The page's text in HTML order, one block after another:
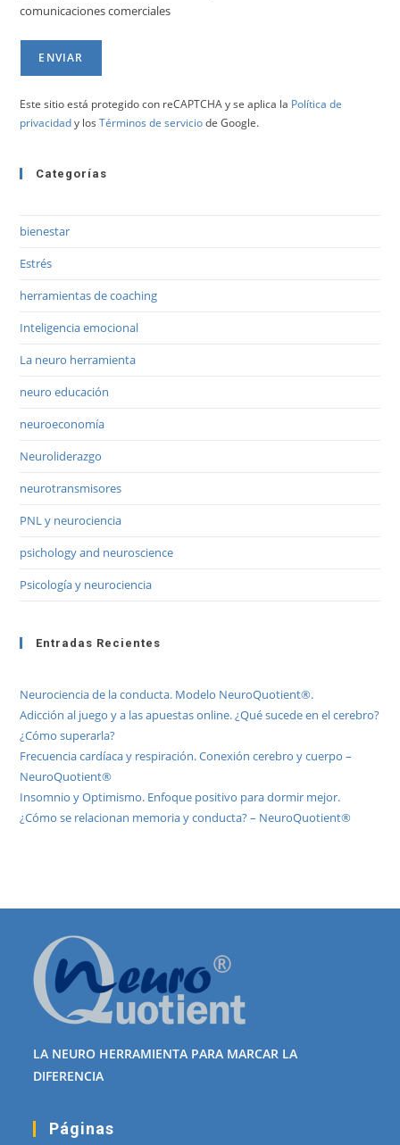
comunicaciones comerciales
Este sitio está protegido con reCAPTCHA y se aplica la Política de
privacidady losTérminos de serviciode Google.
Categorías
bienestar
Estrés
herramientas de coaching
Inteligencia emocional
La neuro herramienta
neuro educación
neuroeconomía
Neuroliderazgo
neurotransmisores
PNL y neurociencia
psichology and neuroscience
Psicología y neurociencia
Entradas Recientes
Neurociencia de la conducta. Modelo NeuroQuotient®.
Adicción al juego y a las apuestas online. ¿Qué sucede en el cerebro?
¿Cómo superarla?
Frecuencia cardíaca y respiración. Conexión cerebro y cuerpo –
NeuroQuotient®
Insomnio y Optimismo. Enfoque positivo para dormir mejor.
¿Cómo se relacionan memoria y conducta? – NeuroQuotient®
LA NEURO HERRAMIENTA PARA MARCAR LA
DIFERENCIA
Páginas